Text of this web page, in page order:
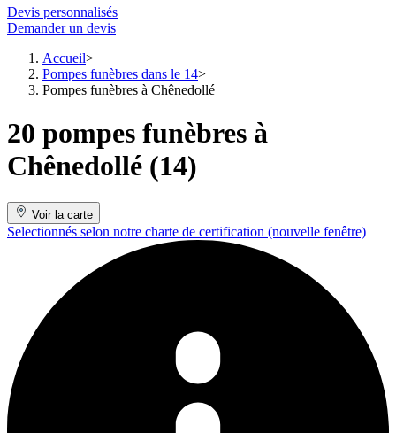
Devis personnalisés
Demander un devis
Accueil
Pompes funèbres dans le 14
Pompes funèbres à Chênedollé
20 pompes funèbres à
Chênedollé (14)
Voir la carte
Selectionnés selon notre charte de certification (nouvelle fenêtre)